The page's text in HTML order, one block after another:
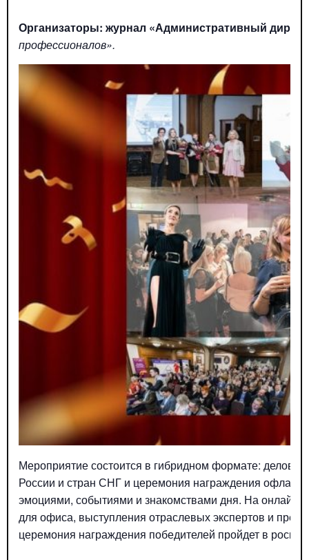
Организаторы: журнал «Административный
профессионалов».
Мероприятие состоится в гибридном формате:
России и стран СНГ и церемония награждения
эмоциями, событиями и знакомствами дня. На онлайн-
для офиса, выступления отраслевых экспертов и
церемония награждения победителей пройдет в